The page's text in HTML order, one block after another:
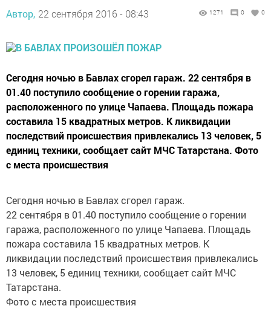
Автор, 22 сентября 2016 - 08:43 1271 0 0
Сегодня ночью в Бавлах сгорел гараж. 22 сентября в
01.40 поступило сообщение о горении гаража,
расположенного по улице Чапаева. Площадь пожара
составила 15 квадратных метров. К ликвидации
последствий происшествия привлекались 13 человек, 5
единиц техники, сообщает сайт МЧС Татарстана. Фото
с места происшествия
Сегодня ночью в Бавлах сгорел гараж.
22 сентября в 01.40 поступило сообщение о горении
гаража, расположенного по улице Чапаева. Площадь
пожара составила 15 квадратных метров. К
ликвидации последствий происшествия привлекались
13 человек, 5 единиц техники, сообщает сайт МЧС
Татарстана.
Фото с места происшествия